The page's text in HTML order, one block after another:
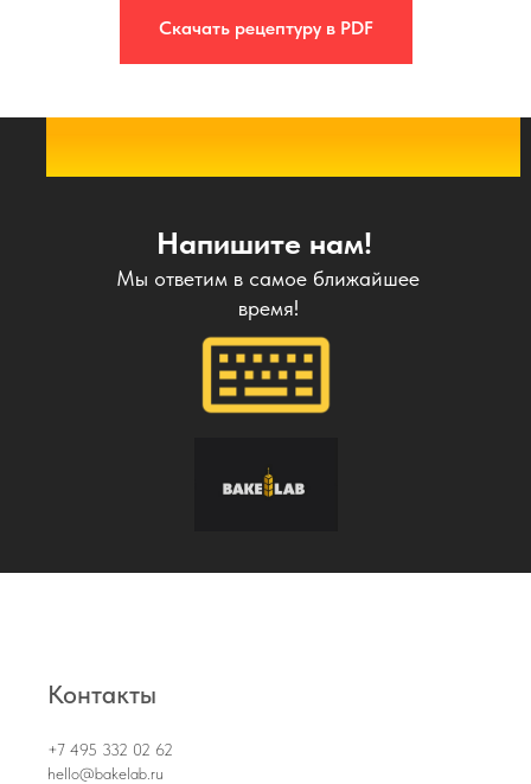
Скачать рецептуру в PDF
Напишите нам!
Мы ответим в самое ближайшее
время!
Контакты
+7 495 332 02 62
hello@bakelab.ru